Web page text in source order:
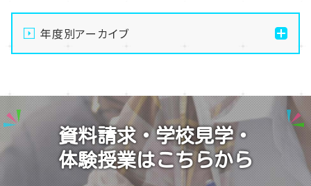
【大宮】俺たちの夏は終わらない！8月後半のおすすめ
体験授業
【大宮】総勢100名以上！大宮学習センター「夏祭り」を
【大宮】8月8日～16日までお休みをいただきます☺
【大宮】プロの撮影隊がやってきた！TikTok撮影の裏側
に密着🎬✨
【大宮】いよいよ明日開催！夏のビッグイベント「大宮学
習センター 夏祭り」🎉✨
年度別アーカイブ
2025
2024
2023
資料請求・学校見学・
体験授業はこちらから